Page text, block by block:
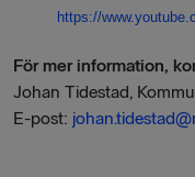
https://
För mer information,
Johan Tidestad,
E-post: